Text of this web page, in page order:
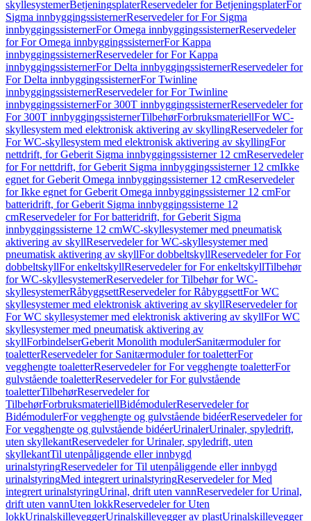
skyllesystemerBetjeningsplaterReservedeler for BetjeningsplaterFor
Sigma innbyggingssisternerReservedeler for For Sigma
innbyggingssisternerFor Omega innbyggingssisternerReservedeler
for For Omega innbyggingssisternerFor Kappa
innbyggingssisternerReservedeler for For Kappa
innbyggingssisternerFor Delta innbyggingssisternerReservedeler for
For Delta innbyggingssisternerFor Twinline
innbyggingssisternerReservedeler for For Twinline
innbyggingssisternerFor 300T innbyggingssisternerReservedeler for
For 300T innbyggingssisternerTilbehørForbruksmateriellFor WC-
skyllesystem med elektronisk aktivering av skyllingReservedeler for
For WC-skyllesystem med elektronisk aktivering av skyllingFor
nettdrift, for Geberit Sigma innbyggingssisterner 12 cmReservedeler
for For nettdrift, for Geberit Sigma innbyggingssisterner 12 cmIkke
egnet for Geberit Omega innbyggingssisterner 12 cmReservedeler
for Ikke egnet for Geberit Omega innbyggingssisterner 12 cmFor
batteridrift, for Geberit Sigma innbyggingssisterne 12
cmReservedeler for For batteridrift, for Geberit Sigma
innbyggingssisterne 12 cmWC-skyllesystemer med pneumatisk
aktivering av skyllReservedeler for WC-skyllesystemer med
pneumatisk aktivering av skyllFor dobbeltskyllReservedeler for For
dobbeltskyllFor enkeltskyllReservedeler for For enkeltskyllTilbehør
for WC-skyllesystemerReservedeler for Tilbehør for WC-
skyllesystemerRåbyggsettReservedeler for RåbyggsettFor WC
skyllesystemer med elektronisk aktivering av skyllReservedeler for
For WC skyllesystemer med elektronisk aktivering av skyllFor WC
skyllesystemer med pneumatisk aktivering av
skyllForbindelserGeberit Monolith modulerSanitærmoduler for
toaletterReservedeler for Sanitærmoduler for toaletterFor
vegghengte toaletterReservedeler for For vegghengte toaletterFor
gulvstående toaletterReservedeler for For gulvstående
toaletterTilbehørReservedeler for
TilbehørForbruksmateriellBidémodulerReservedeler for
BidémodulerFor vegghengte og gulvstående bidéerReservedeler for
For vegghengte og gulvstående bidéerUrinalerUrinaler, spyledrift,
uten skyllekantReservedeler for Urinaler, spyledrift, uten
skyllekantTil utenpåliggende eller innbygd
urinalstyringReservedeler for Til utenpåliggende eller innbygd
urinalstyringMed integrert urinalstyringReservedeler for Med
integrert urinalstyringUrinal, drift uten vannReservedeler for Urinal,
drift uten vannUten lokkReservedeler for Uten
lokkUrinalskilleveggerUrinalskillevegger av plastUrinalskillevegger